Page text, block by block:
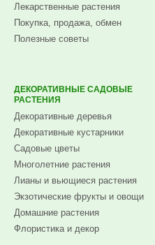
Лекарственные растения
Покупка, продажа, обмен
Полезные советы
ДЕКОРАТИВНЫЕ САДОВЫЕ
РАСТЕНИЯ
Декоративные деревья
Декоративные кустарники
Садовые цветы
Многолетние растения
Лианы и вьющиеся растения
Экзотические фрукты и овощи
Домашние растения
Флористика и декор